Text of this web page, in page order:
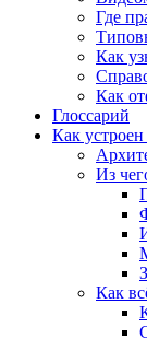
Где
Как
Как
Глоссарий
Как
Из
Как